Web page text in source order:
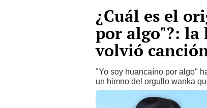
¿Cuál es el
por algo"?: la
volvió
"Yo soy huancaíno por algo"
un himno del orgullo wanka